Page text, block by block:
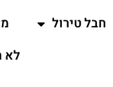
חבל טירול
לא